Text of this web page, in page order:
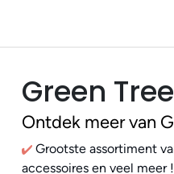
Green
Ontdek meer van
Grootste assortiment
accessoires en veel meer